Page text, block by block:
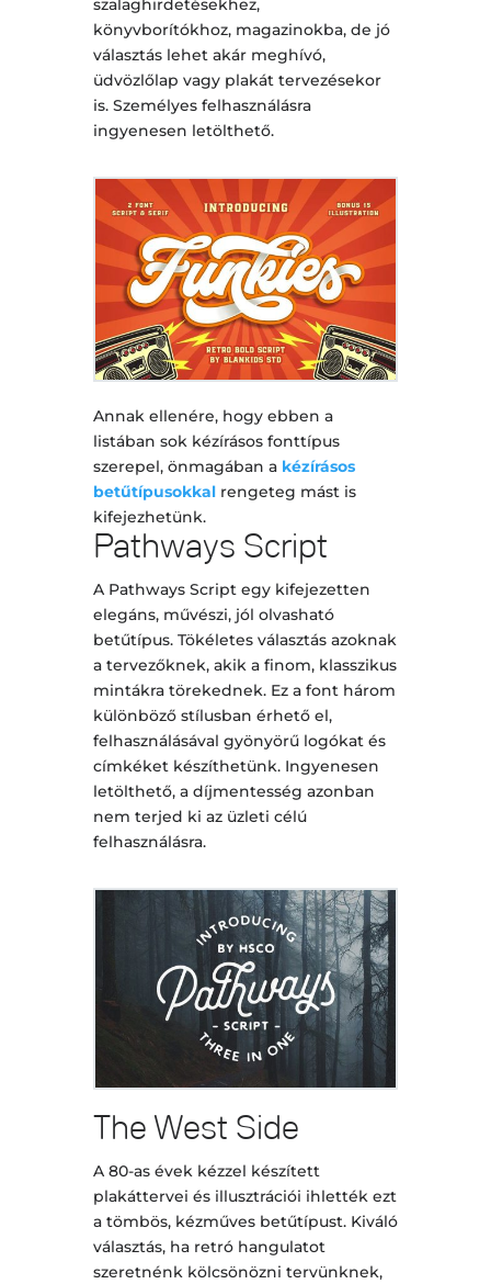
szalaghirdetésekhez,
könyvborítókhoz, magazinokba, de jó
választás lehet akár meghívó,
üdvözlőlap vagy plakát tervezésekor
is. Személyes felhasználásra
ingyenesen letölthető.
Annak ellenére, hogy ebben a
listában sok kézírásos fonttípus
szerepel, önmagában a kézírásos
betűtípusokkalrengeteg mást is
kifejezhetünk.
Pathways Script
A Pathways Script egy kifejezetten
elegáns, művészi, jól olvasható
betűtípus. Tökéletes választás azoknak
a tervezőknek, akik a finom, klasszikus
mintákra törekednek. Ez a font három
különböző stílusban érhető el,
felhasználásával gyönyörű logókat és
címkéket készíthetünk. Ingyenesen
letölthető, a díjmentesség azonban
nem terjed ki az üzleti célú
felhasználásra.
The West Side
A 80-as évek kézzel készített
plakáttervei és illusztrációi ihlették ezt
a tömbös, kézműves betűtípust. Kiváló
választás, ha retró hangulatot
szeretnénk kölcsönözni tervünknek,